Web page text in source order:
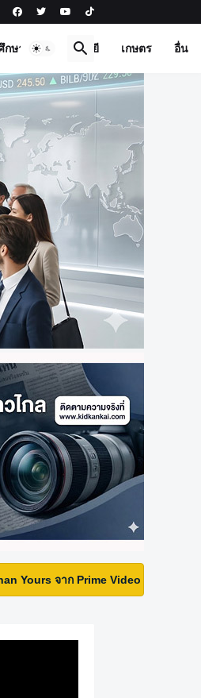
กษา เทคโนโลยี เกษตร อื่น
Prime Video • Prime Video เปิ